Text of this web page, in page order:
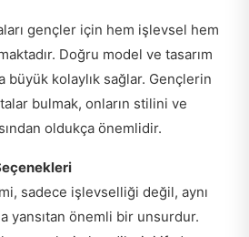
gençler için hem işlevsel hem
Doğru model ve tasarım
büyük kolaylık sağlar. Gençlerin
bulmak, onların stilini ve
oldukça önemlidir.
sadece işlevselliği değil, aynı
yansıtan önemli bir unsurdur.